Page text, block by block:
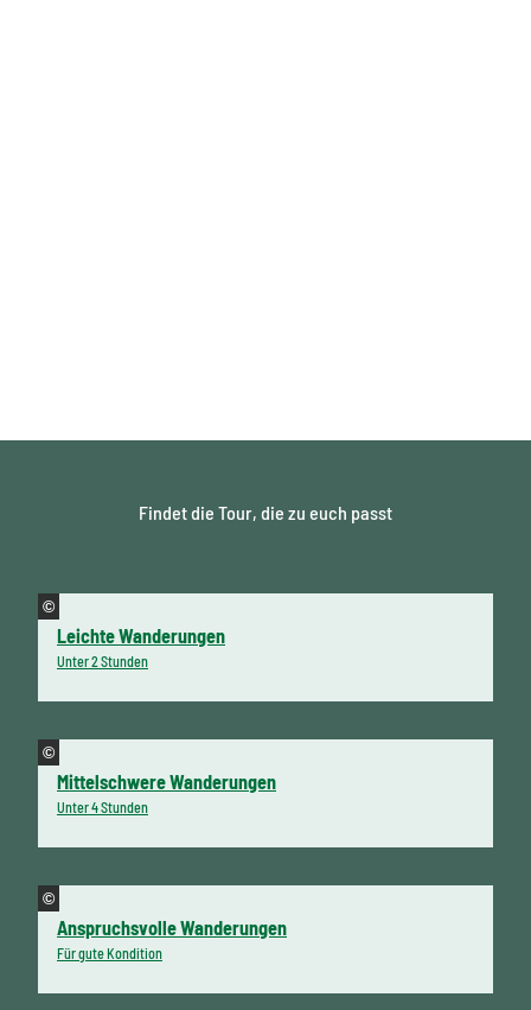
Findet die Tour, die zu euch passt
©
Leichte Wanderungen
Unter 2 Stunden
©
Mittelschwere Wanderungen
Unter 4 Stunden
©
Anspruchsvolle Wanderungen
Für gute Kondition